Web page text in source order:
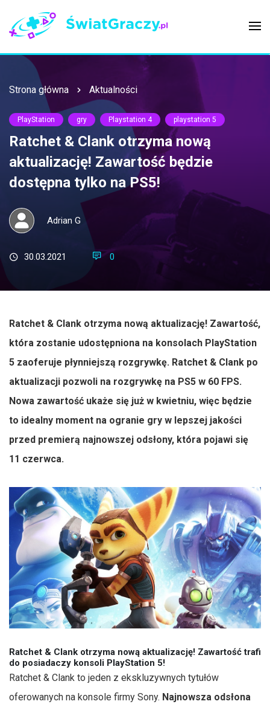
Strona główna Aktualności
PlayStation gry Playstation 4 playstation 5
Ratchet & Clank otrzyma nową
aktualizację! Zawartość będzie
dostępna tylko na PS5!
Adrian G
30.03.2021 0
Ratchet & Clank otrzyma nową aktualizację! Zawartość,
która zostanie udostępniona na konsolach PlayStation
5 zaoferuje płynniejszą rozgrywkę. Ratchet & Clank po
aktualizacji pozwoli na rozgrywkę na PS5 w 60 FPS.
Nowa zawartość ukaże się już w kwietniu, więc będzie
to idealny moment na ogranie gry w lepszej jakości
przed premierą najnowszej odsłony, która pojawi się
11 czerwca.
Ratchet & Clank otrzyma nową aktualizację! Zawartość trafi
do posiadaczy konsoli PlayStation 5!
Ratchet & Clank to jeden z ekskluzywnych tytułów
oferowanych na konsole firmy Sony. Najnowsza odsłona